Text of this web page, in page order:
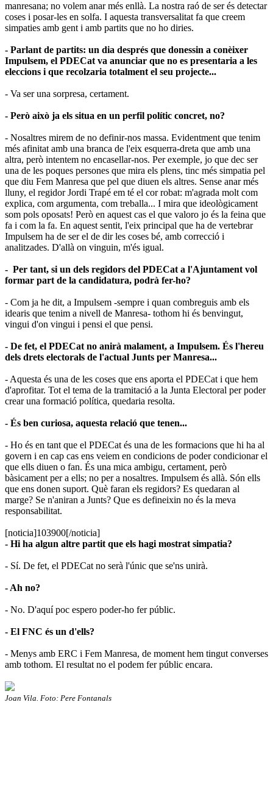
manresana; no volem anar més enllà. La nostra raó de ser és detectar
coses i posar-les en solfa. I aquesta transversalitat fa que creem
simpaties amb gent i amb partits que no ho diries.
- Parlant de partits: un dia després que donessin a conèixer
Impulsem, el PDECat va anunciar que no es presentaria a les
eleccions i que recolzaria totalment el seu projecte...
- Va ser una sorpresa, certament.
- Però això ja els situa en un perfil polític concret, no?
- Nosaltres mirem de no definir-nos massa. Evidentment que tenim
més afinitat amb una branca de l'eix esquerra-dreta que amb una
altra, però intentem no encasellar-nos. Per exemple, jo que dec ser
una de les poques persones que mira els plens, tinc més simpatia pel
que diu Fem Manresa que pel que diuen els altres. Sense anar més
lluny, el regidor Jordi Trapé em té el cor robat: m'agrada molt com
explica, com argumenta, com treballa... I mira que ideològicament
som pols oposats! Però en aquest cas el que valoro jo és la feina que
fa i com la fa. En aquest sentit, l'eix principal que ha de vertebrar
Impulsem ha de ser el de dir les coses bé, amb correcció i
analitzades. D'allà on vinguin, m'és igual.
- Per tant, si un dels regidors del PDECat a l'Ajuntament vol
formar part de la candidatura, podrà fer-ho?
- Com ja he dit, a Impulsem -sempre i quan combreguis amb els
idearis que tenim a nivell de Manresa- tothom hi és benvingut,
vingui d'on vingui i pensi el que pensi.
- De fet, el PDECat no anirà malament, a Impulsem. És l'hereu
dels drets electorals de l'actual Junts per Manresa...
- Aquesta és una de les coses que ens aporta el PDECat i que hem
d'aprofitar. Tot el tema de la tramitació a la Junta Electoral per poder
crear una formació política, quedaria resolta.
- És ben curiosa, aquesta relació que tenen...
- Ho és en tant que el PDECat és una de les formacions que hi ha al
govern i en cap cas ens veiem en condicions de poder condicionar el
que ells diuen o fan. És una mica ambigu, certament, però
bàsicament per a ells; no per a nosaltres. Impulsem és allà. Són ells
que ens donen suport. Què faran els regidors? Es quedaran al
marge? Se n'aniran a Junts? Que es defineixin no és la meva
responsabilitat.
[noticia]103900[/noticia]
- Hi ha algun altre partit que els hagi mostrat simpatia?
- Sí. De fet, el PDECat no serà l'únic que se'ns unirà.
- Ah no?
- No. D'aquí poc espero poder-ho fer públic.
- El FNC és un d'ells?
- Menys amb ERC i Fem Manresa, de moment hem tingut converses
amb tothom. El resultat no el podem fer públic encara.
Joan Vila. Foto: Pere Fontanals